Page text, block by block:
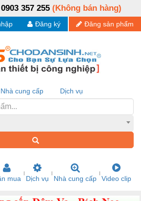
0903 357 255 (Không bán hàng)
Đăng sản phẩm
Đăng ký
Nhà cung cấp Dịch vụ
mua Dịch vụ Nhà cung cấp Video clip